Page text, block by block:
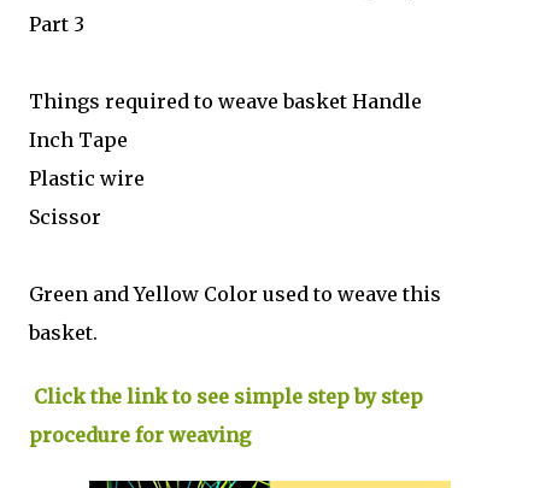
Part 3
Things required to weave basket Handle
Inch Tape
Plastic wire
Scissor
Green and Yellow Color used to weave this
basket.
Click the link to see simple step by step
procedure for weaving